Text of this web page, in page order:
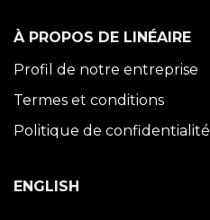
À PROPOS DE LINÉAIRE
Profil de notre entreprise
Termes et conditions
Politique de confidentialité
ENGLISH